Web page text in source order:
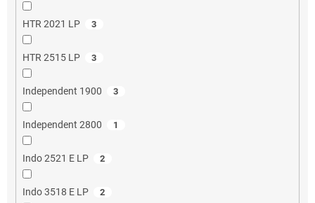
HTR 2021 LP 3
HTR 2515 LP 3
Independent 1900 3
Independent 2800 1
Indo 2521 E LP 2
Indo 3518 E LP 2